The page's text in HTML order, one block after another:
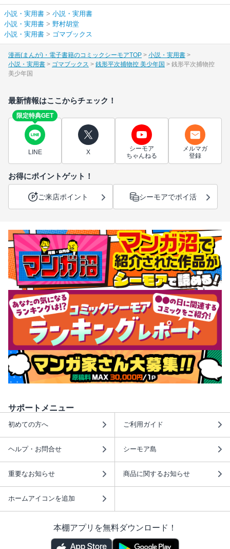
小説・実用書 > 小説・実用書
小説・実用書 > 野村胡堂
小説・実用書 > ゴマブックス
漫画(まんが)・電子書籍のコミックシーモアTOP
小説・実用書
小説・実用書
ゴマブックス 銭形平次捕物控 美少年国
銭形平次捕物控
美少年国
最新情報はここからチェック！
限定特典GET
LINE X
シーモア
ちゃんねる
メルマガ
登録
お得にポイントゲット！
ご来店ポイント シーモアでポイ活
サポートメニュー
初めての方へ ご利用ガイド
ヘルプ・お問合せ シーモア島
重要なお知らせ 商品に関するお知らせ
ホームアイコンを追加
本棚アプリを無料ダウンロード！